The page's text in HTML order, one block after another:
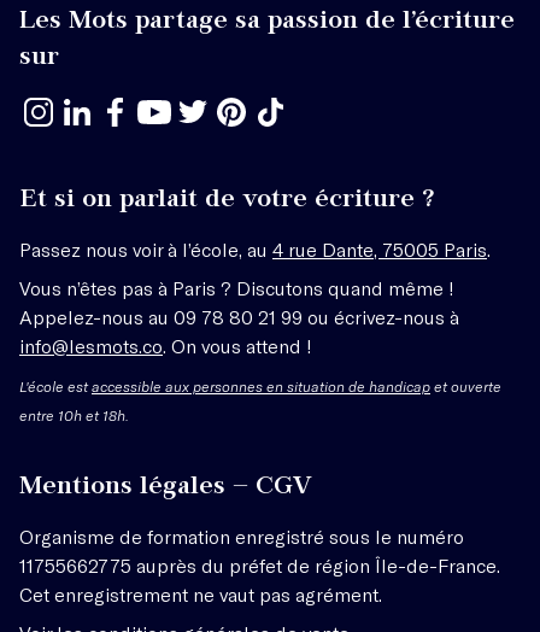
Les Mots partage sa passion de l’écriture
sur
Et si on parlait de votre écriture ?
Passez nous voir à l’école, au 4 rue Dante, 75005 Paris.
Vous n’êtes pas à Paris ? Discutons quand même !
Appelez-nous au 09 78 80 21 99 ou écrivez-nous à
info@lesmots.co. On vous attend !
L'école estaccessible aux personnes en situation de handicap et ouverte
entre 10h et 18h.
Mentions légales – CGV
Organisme de formation enregistré sous le numéro
11755662775 auprès du préfet de région Île-de-France.
Cet enregistrement ne vaut pas agrément.